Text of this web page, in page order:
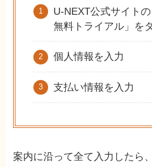
U-NEXT公式サイト
無料トライアル」を
個人情報を入力
支払い情報を入力
案内に沿って全て入力したら